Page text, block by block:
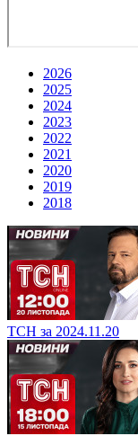
2026
2025
2024
2023
2022
2021
2020
2019
2018
ТСН за 2024.11.20